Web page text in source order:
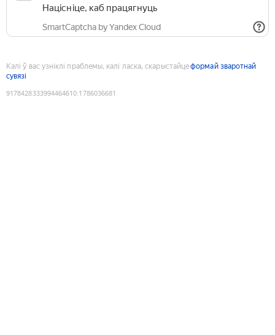
Націсніце, каб працягнуць
SmartCaptcha by Yandex Cloud
Калі ў вас узніклі праблемы, калі ласка, скарыстайцеформай зваротнай
сувязі
9178428333994464610:1786036681